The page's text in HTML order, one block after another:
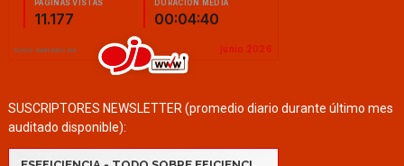
SUSCRIPTORES NEWSLETTER (promedio diario durante último mes
auditado disponible):